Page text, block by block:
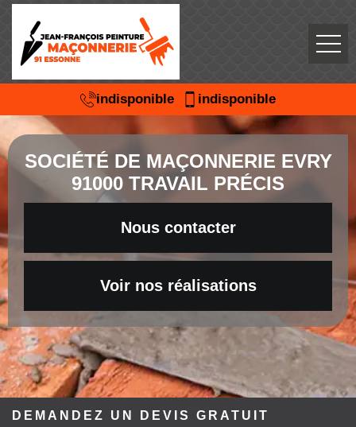
indisponible indisponible
SOCIÉTÉ DE MAÇONNERIE EVRY
91000 TRAVAIL PRÉCIS
Nous contacter
Voir nos réalisations
DEMANDEZ UN DEVIS GRATUIT